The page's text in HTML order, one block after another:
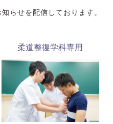
方へ
者様へ
らせを配信しております。
柔道整復学科専用